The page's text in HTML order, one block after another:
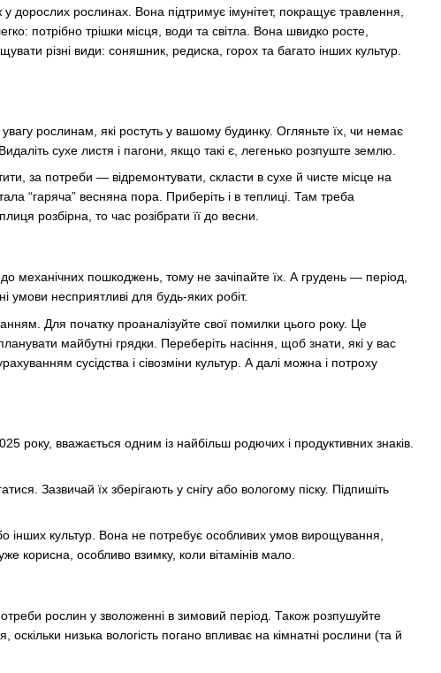
у дорослих рослинах. Вона підтримує імунітет, покращує травлення,
потрібно трішки місця, води та світла. Вона швидко росте,
різні види: соняшник, редиска, горох та багато інших культур.
рослинам, які ростуть у вашому будинку. Огляньте їх, чи немає
сухе листя і пагони, якщо такі є, легенько розпуште землю.
за потреби — відремонтувати, скласти в сухе й чисте місце на
“гаряча” весняна пора. Приберіть і в теплиці. Там треба
розбірна, то час розібрати її до весни.
механічних пошкоджень, тому не зачіпайте їх. А грудень — період,
умови несприятливі для будь-яких робіт.
Для початку проаналізуйте свої помилки цього року. Це
майбутні грядки. Переберіть насіння, щоб знати, які у вас
сусідства і сівозміни культур. А далі можна і потроху
року, вважається одним із найбільш родючих і продуктивних знаків.
Зазвичай їх зберігають у снігу або вологому піску. Підпишіть
інших культур. Вона не потребує особливих умов вирощування,
корисна, особливо взимку, коли вітамінів мало.
рослин у зволоженні в зимовий період. Також розпушуйте
оскільки низька вологість погано впливає на кімнатні рослини (та й